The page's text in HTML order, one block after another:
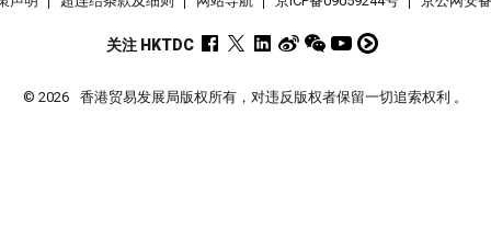
关注 HKTDC
© 2026 香港贸易发展局版权所有，对违反版权者保留一切追索权利 。